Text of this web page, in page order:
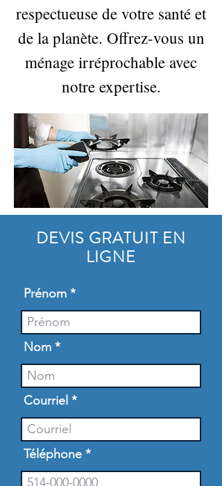
respectueuse de votre santé et
de la planète. Offrez-vous un
ménage irréprochable avec
notre expertise.
DEVIS GRATUIT EN
LIGNE
Prénom
Nom
Courriel
Téléphone